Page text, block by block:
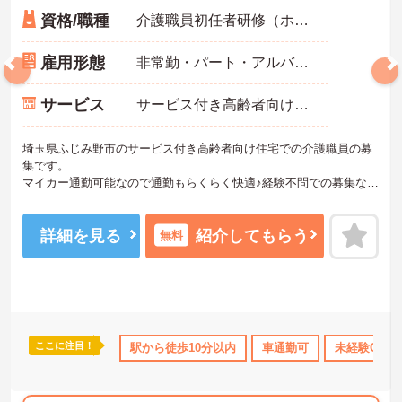
託児所・育児補助 日勤のみ 年間休日110日以上 社会
資格/職種 介護職員初任者研修（ホームヘルパー2級）以上必須 経験不問
雇用形態 非常勤・パート・アルバイト
サービス サービス付き高齢者向け住宅（サ高住）
埼玉県ふじみ野市のサービス付き高齢者向け住宅での介護職員の募
集です。
マイカー通勤可能なので通勤もらくらく快適♪経験不問での募集なの
ご興味のある方は、面接のポイントをお伝えしますのでお気軽にお
問い合せください。
詳細を見る 無料 紹介してもらう
ここに注目！ 駅から徒歩10分以内 車通勤可 未経験OK